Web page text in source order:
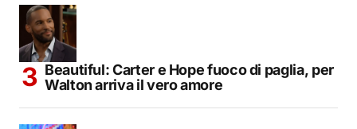
Beautiful: Carter e Hope fuoco di paglia, per
Walton arriva il vero amore